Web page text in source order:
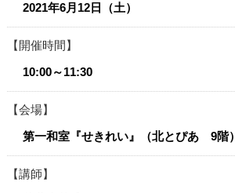
2021年6月12日（土）
開催時間
10:00～11:30
会場
第一和室『せきれい』（北とぴあ 9階）
講師